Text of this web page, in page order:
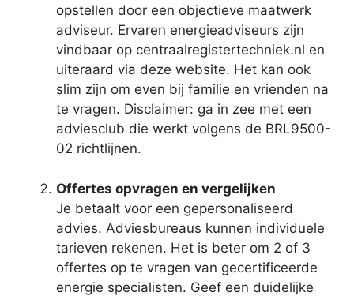
opstellen door een objectieve maatwerk
adviseur. Ervaren energieadviseurs zijn
vindbaar op centraalregistertechniek.nl en
uiteraard via deze website. Het kan ook
slim zijn om even bij familie en vrienden na
te vragen. Disclaimer: ga in zee met een
adviesclub die werkt volgens de BRL9500-
02 richtlijnen.
Offertes opvragen en vergelijken
Je betaalt voor een gepersonaliseerd
advies. Adviesbureaus kunnen individuele
tarieven rekenen. Het is beter om 2 of 3
offertes op te vragen van gecertificeerde
energie specialisten. Geef een duidelijke